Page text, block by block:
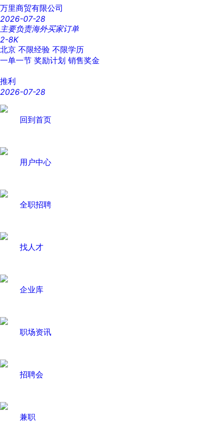
万里商贸有限公司
2026-07-28
主要负责海外买家订单
2-8K
北京 不限经验 不限学历
一单一节 奖励计划 销售奖金
推利
2026-07-28
回到首页
用户中心
全职招聘
找人才
企业库
职场资讯
招聘会
兼职